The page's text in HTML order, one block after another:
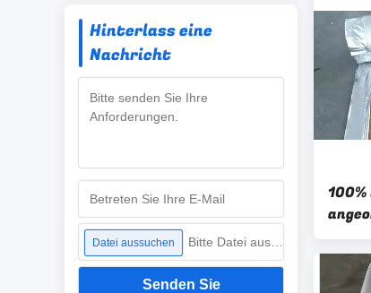
Hinterlass eine
Nachricht
Datei aussuchen
Senden Sie
Cork